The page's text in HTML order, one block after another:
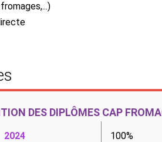
DES DIPLÔMES CAP
2024 100%